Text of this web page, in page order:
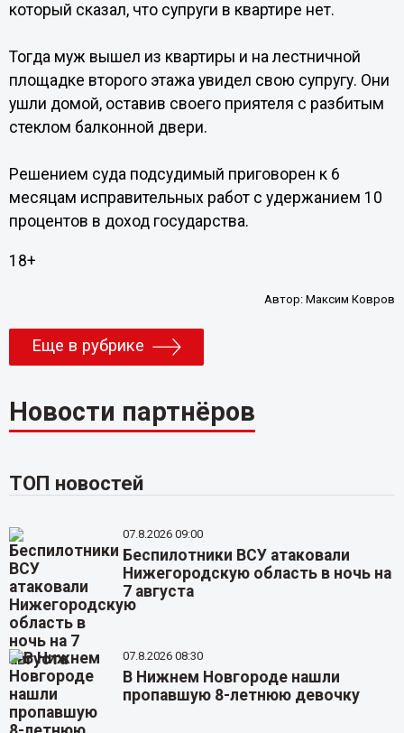
который сказал, что супруги в квартире нет.
Тогда муж вышел из квартиры и на лестничной
площадке второго этажа увидел свою супругу. Они
ушли домой, оставив своего приятеля с разбитым
стеклом балконной двери.
Решением суда подсудимый приговорен к 6
месяцам исправительных работ с удержанием 10
процентов в доход государства.
18+
Автор:Максим Ковров
Еще в рубрике
Новости партнёров
ТОП новостей
07.8.2026 09:00
Беспилотники ВСУ атаковали
Нижегородскую область в ночь на
7 августа
07.8.2026 08:30
В Нижнем Новгороде нашли
пропавшую 8-летнюю девочку